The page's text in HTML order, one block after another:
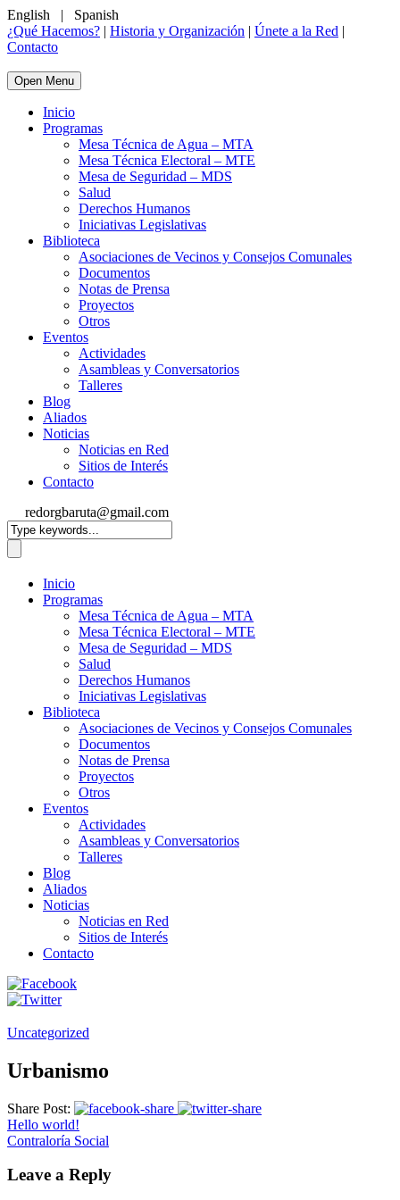
English |
Spanish
¿Qué Hacemos? | Historia y Organización | Únete a la Red |
Contacto
Open Menu
Inicio
Programas
Mesa Técnica de Agua – MTA
Mesa Técnica Electoral – MTE
Mesa de Seguridad – MDS
Salud
Derechos Humanos
Iniciativas Legislativas
Biblioteca
Asociaciones de Vecinos y Consejos Comunales
Documentos
Notas de Prensa
Proyectos
Otros
Eventos
Actividades
Asambleas y Conversatorios
Talleres
Blog
Aliados
Noticias
Noticias en Red
Sitios de Interés
Contacto
redorgbaruta@gmail.com
Inicio
Programas
Mesa Técnica de Agua – MTA
Mesa Técnica Electoral – MTE
Mesa de Seguridad – MDS
Salud
Derechos Humanos
Iniciativas Legislativas
Biblioteca
Asociaciones de Vecinos y Consejos Comunales
Documentos
Notas de Prensa
Proyectos
Otros
Eventos
Actividades
Asambleas y Conversatorios
Talleres
Blog
Aliados
Noticias
Noticias en Red
Sitios de Interés
Contacto
Uncategorized
Urbanismo
Share Post:
Hello world!
Contraloría Social
Leave a Reply